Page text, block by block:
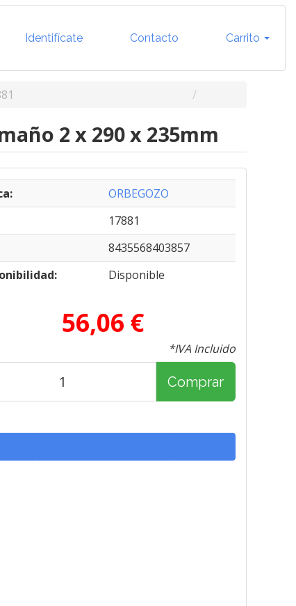
Identifícate Contacto Carrito
2 x 290 x 235mm
ORBEGOZO
17881
8435568403857
Disponible
56,06 €
*IVA Incluido
Comprar